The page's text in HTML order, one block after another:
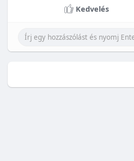
Kedvelés